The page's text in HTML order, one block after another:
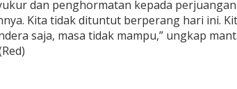
dan penghormatan kepada
Kita tidak dituntut berperang hari ini.
saja, masa tidak mampu,” ungkap